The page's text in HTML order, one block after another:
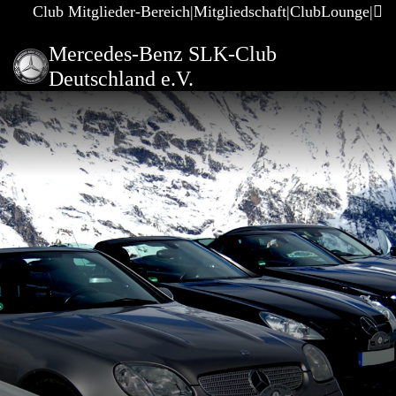
Club Mitglieder-Bereich Mitgliedschaft ClubLounge
Mercedes-Benz SLK-Club
Deutschland e.V.